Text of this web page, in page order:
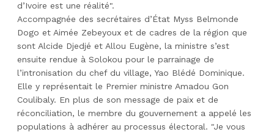
d’Ivoire est une réalité".
Accompagnée des secrétaires d’État Myss Belmonde
Dogo et Aimée Zebeyoux et de cadres de la région que
sont Alcide Djedjé et Allou Eugène, la ministre s’est
ensuite rendue à Solokou pour le parrainage de
l’intronisation du chef du village, Yao Blédé Dominique.
Elle y représentait le Premier ministre Amadou Gon
Coulibaly. En plus de son message de paix et de
réconciliation, le membre du gouvernement a appelé les
populations à adhérer au processus électoral. "Je vous